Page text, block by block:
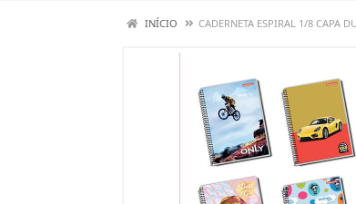
INÍCIO CADERNETA ESPIRAL 1/8 CAPA